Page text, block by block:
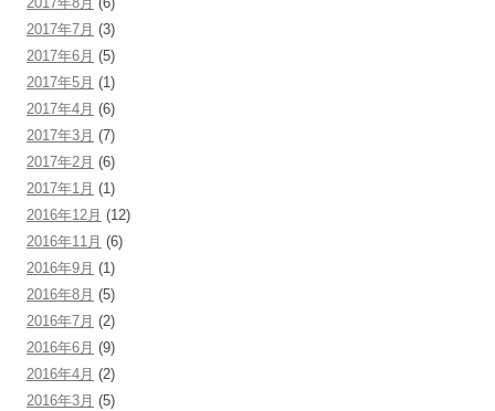
2017年7月 (3)
2017年6月 (5)
2017年5月 (1)
2017年4月 (6)
2017年3月 (7)
2017年2月 (6)
2017年1月 (1)
2016年12月 (12)
2016年11月 (6)
2016年9月 (1)
2016年8月 (5)
2016年7月 (2)
2016年6月 (9)
2016年4月 (2)
2016年3月 (5)